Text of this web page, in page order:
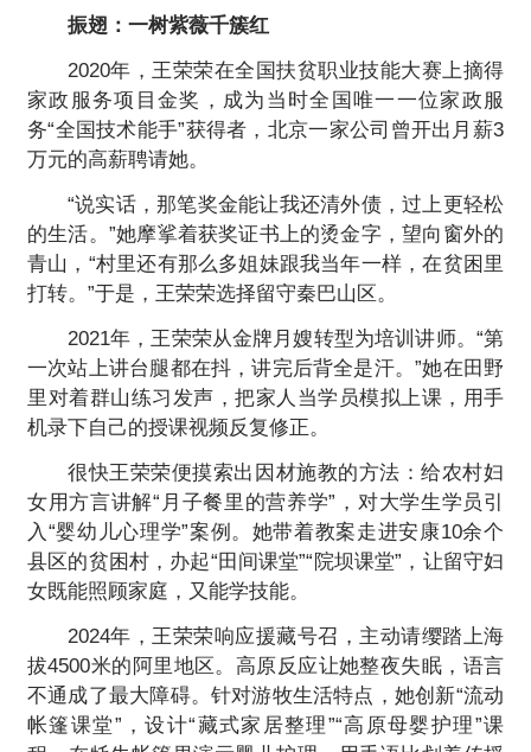
振翅：一树紫薇千簇红
2020年，王荣荣在全国扶贫职业技能大赛上摘得
家政服务项目金奖，成为当时全国唯一一位家政服
务“全国技术能手”获得者，北京一家公司曾开出月薪3
万元的高薪聘请她。
“说实话，那笔奖金能让我还清外债，过上更轻松
的生活。”她摩挲着获奖证书上的烫金字，望向窗外的
青山，“村里还有那么多姐妹跟我当年一样，在贫困里
打转。”于是，王荣荣选择留守秦巴山区。
2021年，王荣荣从金牌月嫂转型为培训讲师。“第
一次站上讲台腿都在抖，讲完后背全是汗。”她在田野
里对着群山练习发声，把家人当学员模拟上课，用手
机录下自己的授课视频反复修正。
很快王荣荣便摸索出因材施教的方法：给农村妇
女用方言讲解“月子餐里的营养学”，对大学生学员引
入“婴幼儿心理学”案例。她带着教案走进安康10余个
县区的贫困村，办起“田间课堂”“院坝课堂”，让留守妇
女既能照顾家庭，又能学技能。
2024年，王荣荣响应援藏号召，主动请缨踏上海
拔4500米的阿里地区。高原反应让她整夜失眠，语言
不通成了最大障碍。针对游牧生活特点，她创新“流动
帐篷课堂”，设计“藏式家居整理”“高原母婴护理”课